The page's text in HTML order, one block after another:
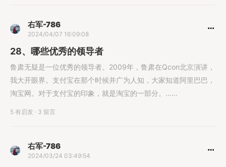
右军-786
2024/04/07 16:09:08
28、哪些优秀的领导者
鲁肃无疑是一位优秀的领导者。2009年，鲁肃在Qcon北京演讲，
我大开眼界。支付宝在那个时候并广为人知，大家知道阿里巴巴，
淘宝网。对于支付宝的印象，就是淘宝的一部分。......
5 有启发 · 3 留言
右军-786
2024/03/24 03:49:54